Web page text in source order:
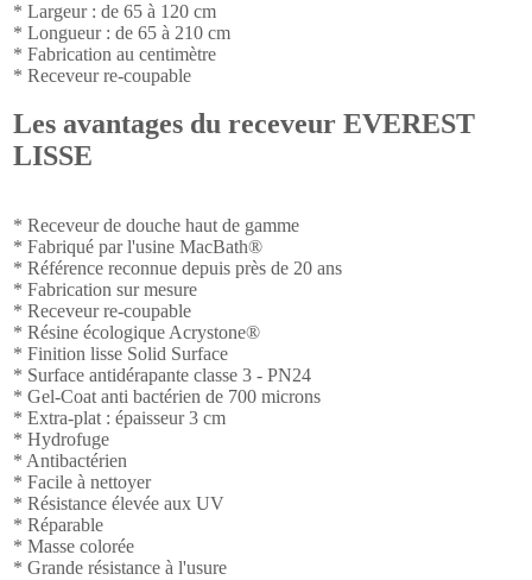
* Largeur : de 65 à 120 cm
* Longueur : de 65 à 210 cm
* Fabrication au centimètre
* Receveur re-coupable
Les avantages du receveur EVEREST
LISSE
* Receveur de douche haut de gamme
* Fabriqué par l'usine MacBath®
* Référence reconnue depuis près de 20 ans
* Fabrication sur mesure
* Receveur re-coupable
* Résine écologique Acrystone®
* Finition lisse Solid Surface
* Surface antidérapante classe 3 - PN24
* Gel-Coat anti bactérien de 700 microns
* Extra-plat : épaisseur 3 cm
* Hydrofuge
* Antibactérien
* Facile à nettoyer
* Résistance élevée aux UV
* Réparable
* Masse colorée
* Grande résistance à l'usure